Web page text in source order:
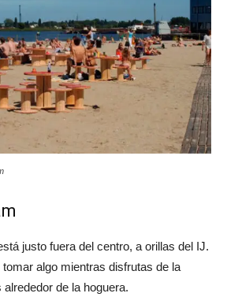
justo fuera del centro, a orillas del IJ.
algo mientras disfrutas de la
de la hoguera.